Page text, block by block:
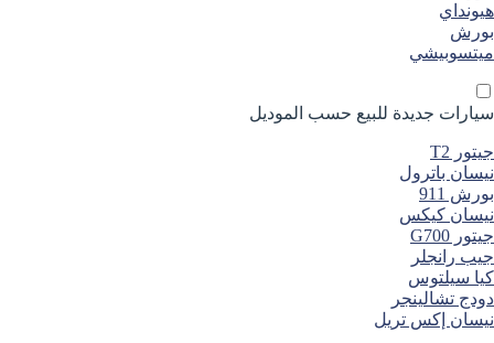
هيونداي
بورش
ميتسوبيشي
سيارات جديدة للبيع حسب الموديل
جيتور T2
نيسان باترول
بورش 911
نيسان كيكس
جيتور G700
جيب رانجلر
كيا سيلتوس
دودج تشالينجر
نيسان إكس تريل